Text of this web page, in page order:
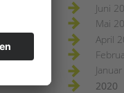
Juni
Mai
April
2020